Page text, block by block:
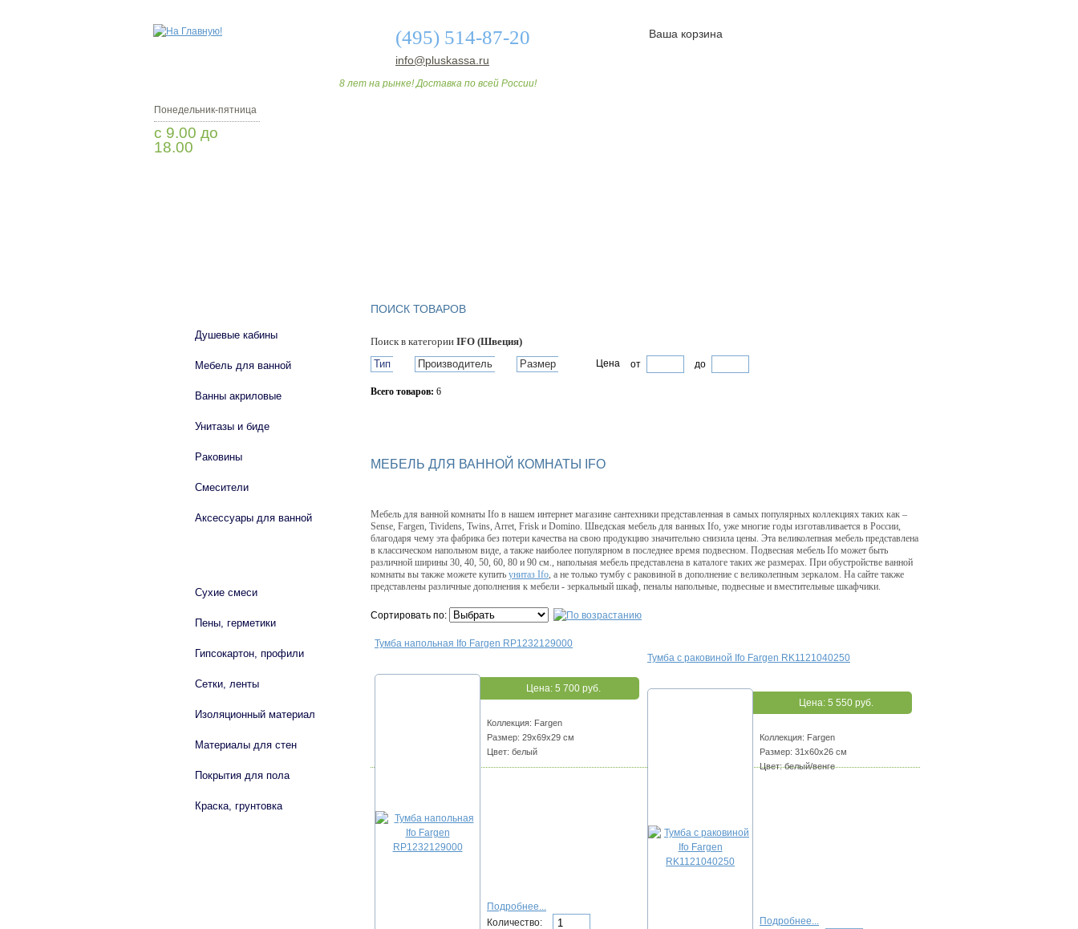
(495) 514-87-20
info@pluskassa.ru
8 лет на рынке! Доставка по всей России!
Ваша корзина
Понедельник-пятница
с 9.00 до
18.00
ПОИСК ТОВАРОВ
Поиск в категории IFO (Швеция)
Тип
Производитель Размер Цена от до
Всего товаров: 6
МЕБЕЛЬ ДЛЯ ВАННОЙ КОМНАТЫ IFO
Мебель для ванной комнаты Ifo в нашем интернет магазине сантехники представленная в самых популярных коллекциях таких как –
Sense, Fargen, Tividens, Twins, Arret, Frisk и Domino. Шведская мебель для ванных Ifo, уже многие годы изготавливается в России,
благодаря чему эта фабрика без потери качества на свою продукцию значительно снизила цены. Эта великолепная мебель представлена
в классическом напольном виде, а также наиболее популярном в последнее время подвесном. Подвесная мебель Ifo может быть
различной ширины 30, 40, 50, 60, 80 и 90 см., напольная мебель представлена в каталоге таких же размерах. При обустройстве ванной
комнаты вы также можете купить унитаз Ifo, а не только тумбу с раковиной в дополнение с великолепным зеркалом. На сайте также
представлены различные дополнения к мебели - зеркальный шкаф, пеналы напольные, подвесные и вместительные шкафчики.
Сортировать по:
Тумба напольная Ifo Fargen RP1232129000
Цена: 5 700 руб.
Коллекция: Fargen
Размер: 29х69х29 см
Цвет: белый
Подробнее...
Количество:
Тумба с раковиной Ifo Fargen RK1121040250
Цена: 5 550 руб.
Коллекция: Fargen
Размер: 31х60х26 см
Цвет: белый/венге
Подробнее...
Душевые кабины
Мебель для ванной
Ванны акриловые
Унитазы и биде
Раковины
Смесители
Аксессуары для ванной
Сухие смеси
Пены, герметики
Гипсокартон, профили
Сетки, ленты
Изоляционный материал
Материалы для стен
Покрытия для пола
Краска, грунтовка